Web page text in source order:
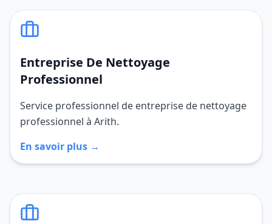
Entreprise De Nettoyage
Professionnel
Service professionnel de entreprise de nettoyage
professionnel à Arith.
En savoir plus →